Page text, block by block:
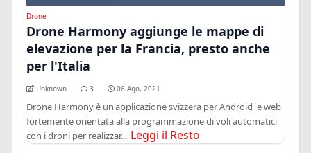
Drone
Drone Harmony aggiunge le mappe di
elevazione per la Francia, presto anche
per l'Italia
Unknown 3 06 Ago, 2021
Drone Harmony è un'applicazione svizzera per Android e web
fortemente orientata alla programmazione di voli automatici
con i droni per realizzar... Leggi il Resto